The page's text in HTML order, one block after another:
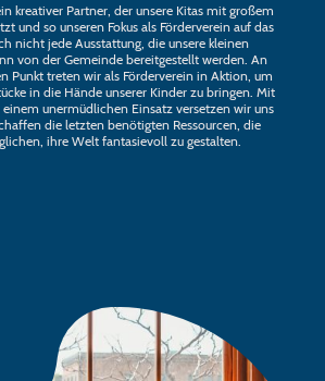
kreativer Partner, der unsere Kitas mit großem
und so unseren Fokus als Förderverein auf das
nicht jede Ausstattung, die unsere kleinen
von der Gemeinde bereitgestellt werden. An
Punkt treten wir als Förderverein in Aktion, um
in die Hände unserer Kinder zu bringen. Mit
unermüdlichen Einsatz versetzen wir uns
die letzten benötigten Ressourcen, die
ihre Welt fantasievoll zu gestalten.